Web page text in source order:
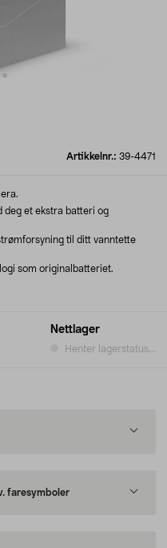
Artikkelnr.: 39-4471
Nettlager
Henter lagerstatus...
deg et ekstra batteri og
til ditt vanntette
som originalbatteriet.
faresymboler